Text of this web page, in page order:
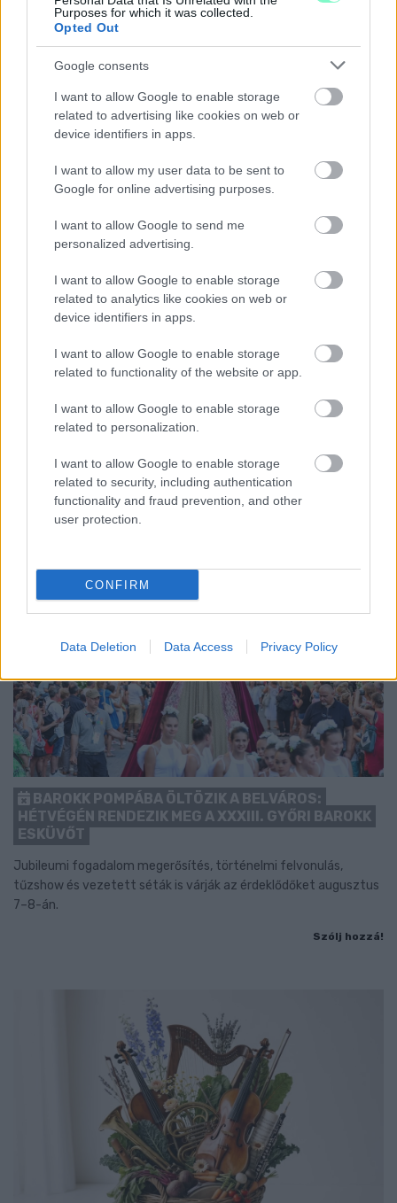
Purposes for which it was collected.
Opted Out
Google consents
I want to allow Google to enable storage
related to advertising like cookies on web or
device identifiers in apps.
I want to allow my user data to be sent to
Google for online advertising purposes.
I want to allow Google to send me
personalized advertising.
I want to allow Google to enable storage
related to analytics like cookies on web or
device identifiers in apps.
I want to allow Google to enable storage
related to functionality of the website or app.
I want to allow Google to enable storage
related to personalization.
I want to allow Google to enable storage
related to security, including authentication
functionality and fraud prevention, and other
user protection.
CONFIRM
Data Deletion Data Access Privacy Policy
A GYŐRI AUDI ETO KC PÉNTEKI FELKÉSZÜLÉSI
MÉRKŐZÉSE
Az energiaellátás tehermentesítése érdekében másfél órával
előrébb hozták a Brest Bretagne Handball elleni találkozó
1 hozzászólás
BAROKK POMPÁBA ÖLTÖZIK A BELVÁROS:
HÉTVÉGÉN RENDEZIK MEG A XXXIII. GYŐRI BAROKK
ESKÜVŐT
Jubileumi fogadalom megerősítés, történelmi felvonulás,
tűzshow és vezetett séták is várják az érdeklődőket augusztus
7–8-án.
Szólj hozzá!